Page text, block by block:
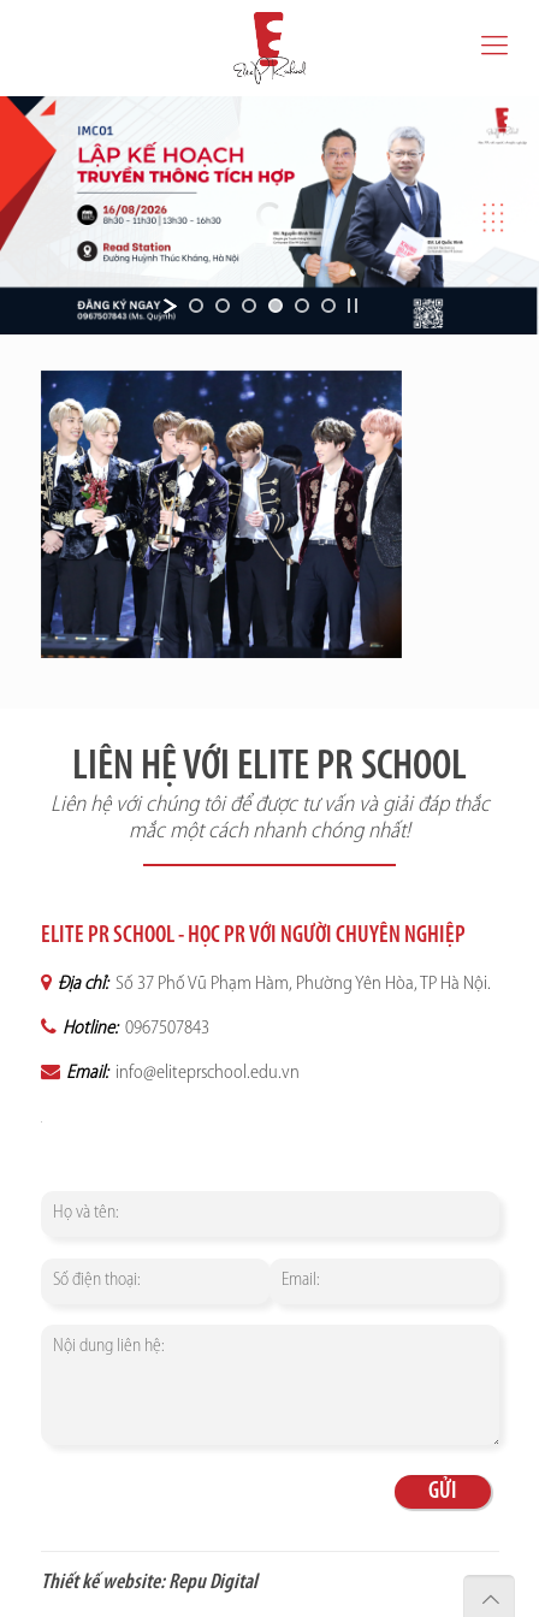
LIÊN HỆ VỚI ELITE PR SCHOOL
Liên hệ với chúng tôi để được tư vấn và giải đáp thắc
mắc một cách nhanh chóng nhất!
ELITE PR SCHOOL - HỌC PR VỚI NGƯỜI CHUYÊN NGHIỆP
Địa chỉ: Số 37 Phố Vũ Phạm Hàm, Phường Yên Hòa, TP Hà Nội.
Hotline: 0967507843
Email: info@eliteprschool.edu.vn
Thiết kế website:Repu Digital